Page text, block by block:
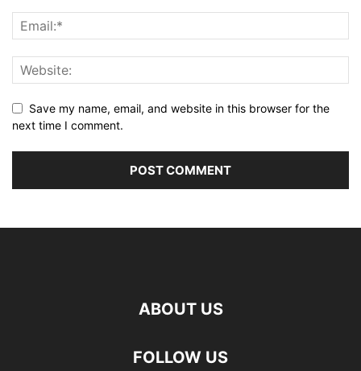
Save my name, email, and website in this browser for the
next time I comment.
ABOUT US
FOLLOW US